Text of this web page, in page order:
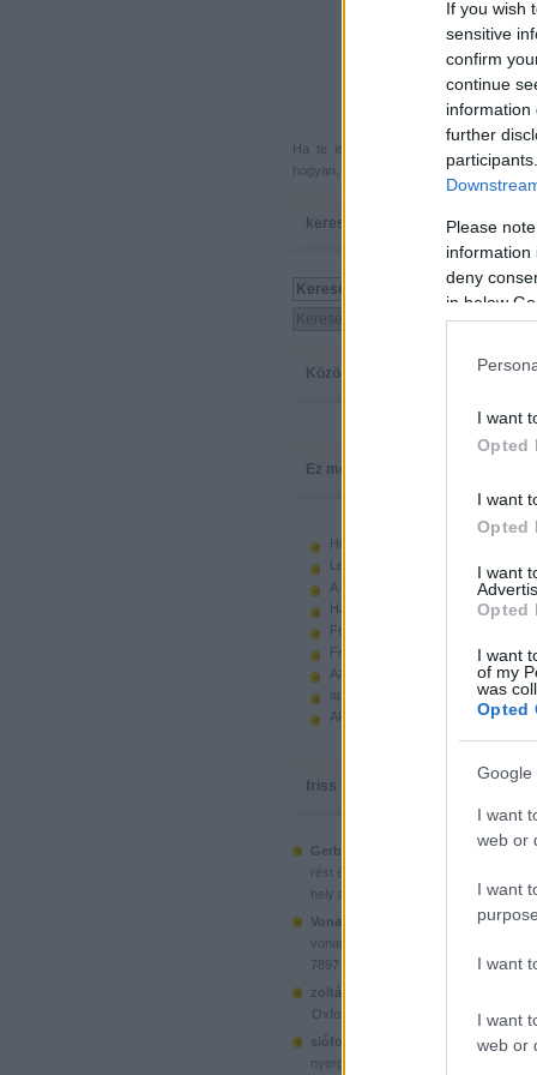
If you wish
sensitive
confirm
continue
information
further
Please
information
deny
in below
I want
Opted
I want
Opted
I want
Opted
I want
of my
was
Opted
Google
I want
web or
I want
I want
I want
web or
Ha te is küldenél egy végigjátszást,
hogyan, hova, mikor, kivel és miért,
keresés
Közösség
Ez megy
Hiányzó elemek beszerzése
Legoland Németország 2010
A kastélyok képes története
Használt legót piacról
Feltörjük a legó ugart
Fehérítsd ki!
Az Indiana Jones készletek
apró. hirdetés.
Akciók, újdonságok a polcon,
friss topikok
Gerberus:
Mostanra már a Lego is
rést é...
hely a klónoknak
Vonatotkeresek1:
@BorZol: Üdv, hol
vonatot venni...
7897 Passenger Train
zoltán999:
Oxford, a dél-koreai klón
siófoki35:
A platós teherautó
nyergesvonta...